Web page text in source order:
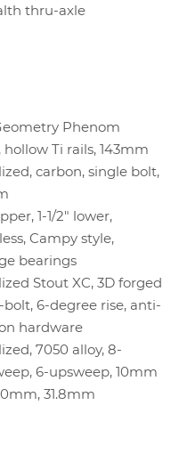
thru-axle
Phenom
hollow Ti rails, 143mm
carbon, single bolt,
1-1/2" lower,
Campy style,
bearings
Stout XC, 3D forged
bolt, 6-degree rise, anti-
hardware
7050 alloy, 8-
6-upsweep, 10mm
31.8mm